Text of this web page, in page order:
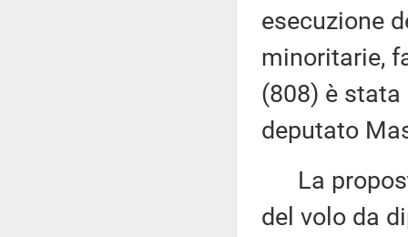
esecuzione
minoritarie,
(808) è
deputato
La
del volo da